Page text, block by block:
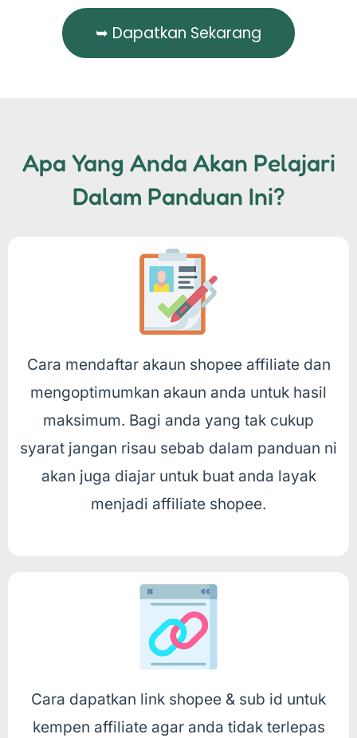
➥ Dapatkan Sekarang
Apa Yang Anda Akan Pelajari
Dalam Panduan Ini?
Cara mendaftar akaun shopee affiliate dan
mengoptimumkan akaun anda untuk hasil
maksimum. Bagi anda yang tak cukup
syarat jangan risau sebab dalam panduan ni
akan juga diajar untuk buat anda layak
menjadi affiliate shopee.
Cara dapatkan link shopee & sub id untuk
kempen affiliate agar anda tidak terlepas